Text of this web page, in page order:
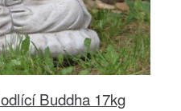
Buddha 17kg